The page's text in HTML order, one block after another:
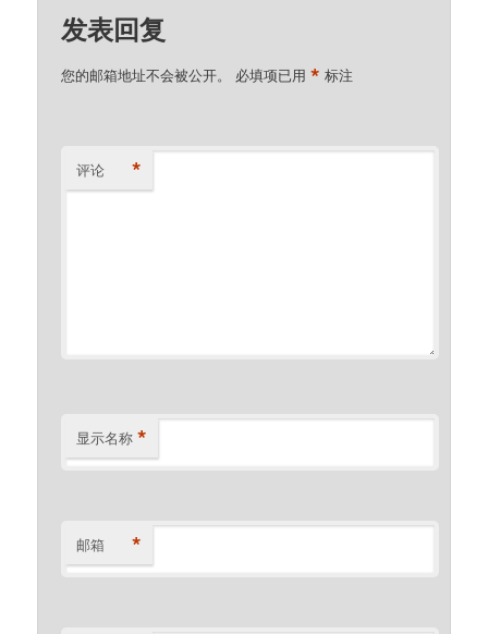
发表回复
您的邮箱地址不会被公开。 必填项已用* 标注
评论 *
显示名称 *
邮箱 *